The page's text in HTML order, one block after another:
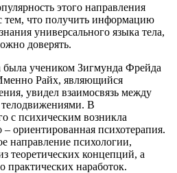
этого направления
тем, что получить информацию
универсального языка тела,
доверять.
была учеником Зигмунда Фрейда
Райх, являющийся
увидел взаимосвязь между
В
с психическим возникла
– ориентированная психотерапия.
направление психологии,
теоретических концепций, а
практических наработок.